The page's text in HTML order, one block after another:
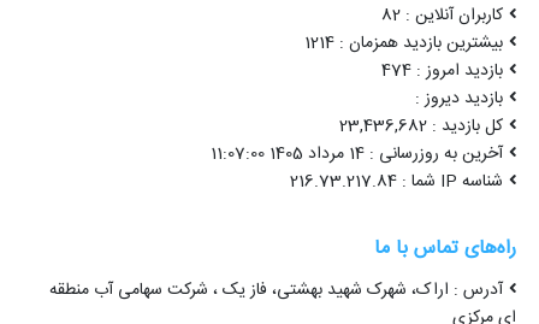
کاربران آنلاین : 82
بیشترین بازدید همزمان : 1214
بازدید امروز : 474
بازدید دیروز :
کل بازدید : 23,436,682
آخرین به روزرسانی : 14 مرداد 1405 11:07:00
شناسه IP شما : 216.73.217.84
راه‌های تماس با ما
آدرس : اراک، شهرک شهید بهشتی، فاز یک ، شرکت سهامی آب منطقه